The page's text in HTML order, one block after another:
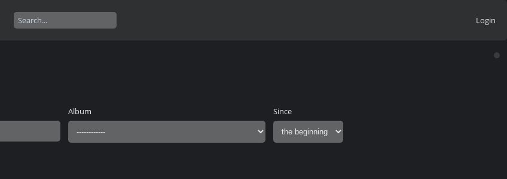
Login
Album Since